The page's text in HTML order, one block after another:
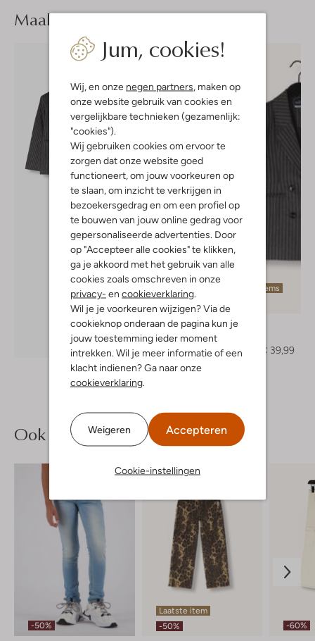
Jum, cookies!
Wij, en onze negen partners, maken op
onze website gebruik van cookies en
vergelijkbare technieken (gezamenlijk:
"cookies").
Wij gebruiken cookies om ervoor te
zorgen dat onze website goed
functioneert, om jouw voorkeuren op
te slaan, om inzicht te verkrijgen in
bezoekersgedrag en om een profiel op
te bouwen van jouw online gedrag voor
gepersonaliseerde advertenties. Door
op "Accepteer alle cookies" te klikken,
ga je akkoord met het gebruik van alle
cookies zoals omschreven in onze
privacy- en cookieverklaring.
Wil je je voorkeuren wijzigen? Via de
cookieknop onderaan de pagina kun je
jouw toestemming ieder moment
intrekken. Wil je meer informatie of een
klacht indienen? Ga naar onze
cookieverklaring.
Weigeren Accepteren
Cookie-instellingen
Maak jelook compleet
Ontdek de look
Laatste items
Retour
€ 79,95
€ 39,99
Ook iets voor jou?
-50%
Laatste item
-50%
-60%